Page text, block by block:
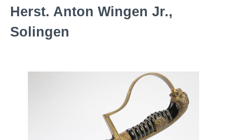
Herst. Anton Wingen Jr.,
Solingen